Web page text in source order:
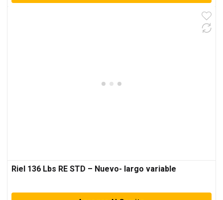
Riel 136 Lbs RE STD – Nuevo- largo variable